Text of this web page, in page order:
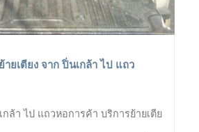
ยเตียง จาก ปิ่นเกล้า ไป แถว
ล้า ไป แถวหอการค้า บริการย้ายเตีย